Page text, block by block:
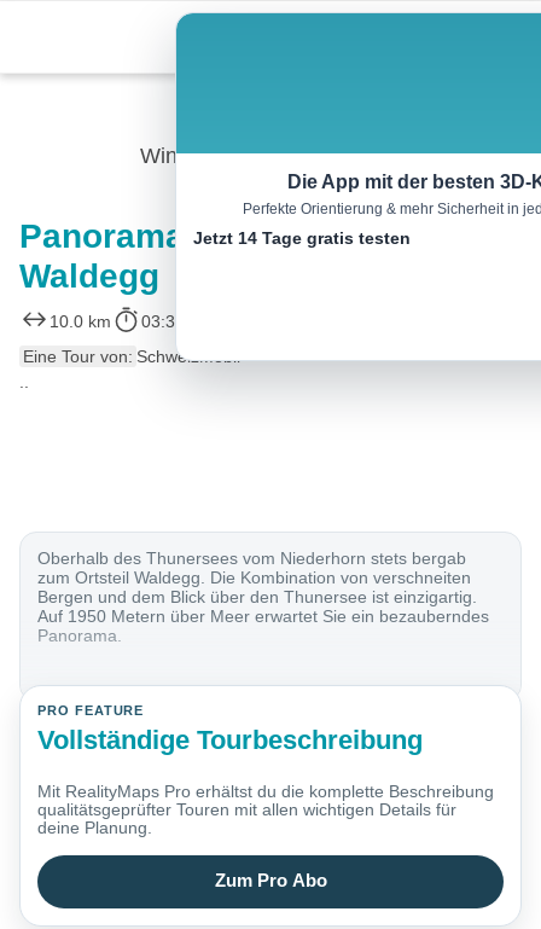
content
Winterwandern
Panoramaweg Niederhorn–
Waldegg
10.0 km 03:30 h
Eine Tour von: SchweizMobil
Oberhalb des Thunersees vom Niederhorn stets bergab
zum Ortsteil Waldegg. Die Kombination von verschneiten
Bergen und dem Blick über den Thunersee ist einzigartig.
Auf 1950 Metern über Meer erwartet Sie ein bezauberndes
Panorama.
PRO FEATURE
Vollständige Tourbeschreibung
Mit RealityMaps Pro erhältst du die komplette Beschreibung
qualitätsgeprüfter Touren mit allen wichtigen Details für
deine Planung.
Zum Pro Abo
Die App mit der besten 3D-
Perfekte Orientierung & mehr Sicherheit in
Jetzt 14 Tage gratis testen